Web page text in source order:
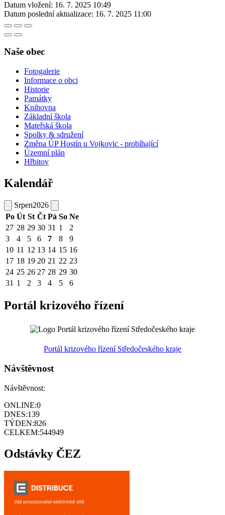
Datum vložení: 16. 7. 2025 10:49
Datum poslední aktualizace: 16. 7. 2025 11:00
Naše obec
Fotogalerie
Informace o obci
Historie
Památky
Knihovna
Základní škola
Mateřská škola
Spolky & sdružení
Změna ÚP Hostín u Vojkovic - probíhající
Územní plán
Hřbitov
Kalendář
Srpen2026
Po Út St Čt Pá So Ne
27 28 29 30 31 1
2
3
4 5 6 7 8
9
10 11 12 13 14 15 16
17 18 19 20 21 22 23
24 25 26 27 28 29 30
31 1 2 3 4 5 6
Portál krizového řízení
Portál krizového řízení Středočeského kraje
Návštěvnost
Návštěvnost:
ONLINE:0
DNES:139
TÝDEN:826
CELKEM:544949
Odstávky ČEZ